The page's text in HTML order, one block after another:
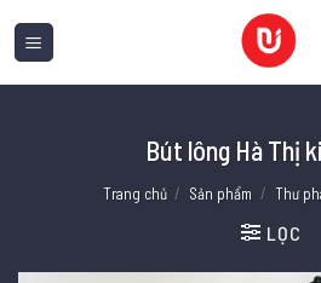
qua
Bút lông Hà Thị
Trang chủ / Sản phẩm / Thư
LỌC